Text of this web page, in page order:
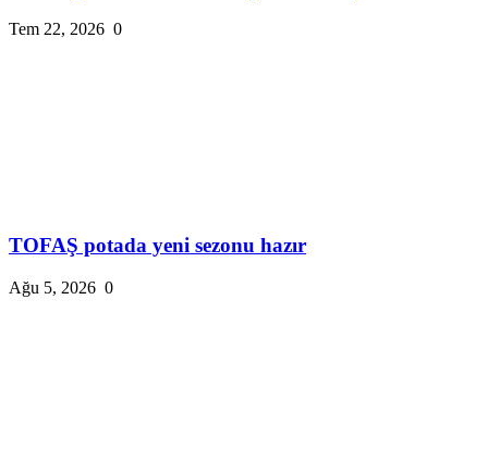
Tem 22, 2026 0
TOFAŞ potada yeni sezonu hazır
Ağu 5, 2026 0